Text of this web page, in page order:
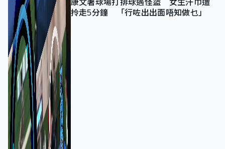
康文署球場打排球遇怪盜 女生汗巾遭
拎走5分鐘 「行咗出出面唔知做乜」